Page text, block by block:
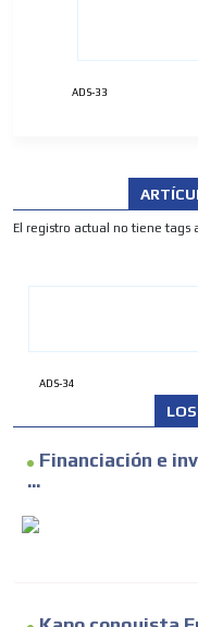
ADS-33
El registro actual no tiene tags
ADS-34
Financiación e
...